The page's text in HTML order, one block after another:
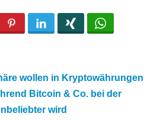
Pinterest LinkedIn
wollen in Kryptowährungen
Bitcoin & Co. bei der
wird